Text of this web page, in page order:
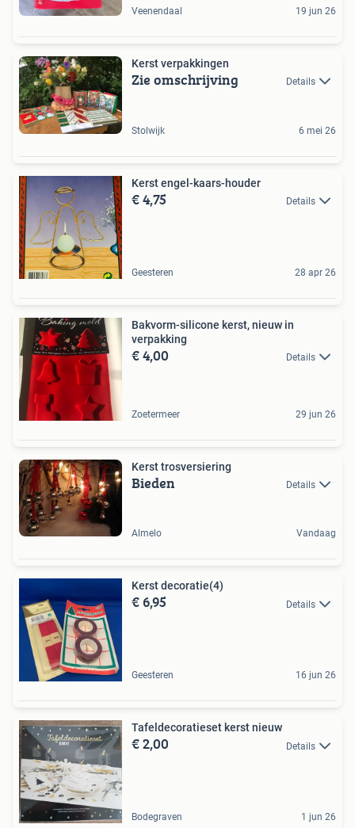
Veenendaal 19 jun 26
Kerst verpakkingen
Zie omschrijving Details
Stolwijk 6 mei 26
Kerst engel-kaars-houder
€ 4,75 Details
Geesteren 28 apr 26
Bakvorm-silicone kerst, nieuw in
verpakking
€ 4,00 Details
Zoetermeer 29 jun 26
Kerst trosversiering
Bieden Details
Almelo Vandaag
Kerst decoratie(4)
€ 6,95 Details
Geesteren 16 jun 26
Tafeldecoratieset kerst nieuw
€ 2,00 Details
Bodegraven 1 jun 26